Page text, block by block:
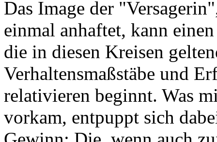
Das Image der
einmal anhaftet, kann
die in diesen Kreisen
Verhaltensmaßstäbe und
relativieren beginnt. Was
vorkam, entpuppt sich